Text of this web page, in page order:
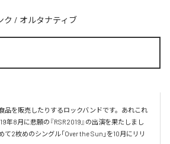
ク / オルタナティブ
品を販売したりするロックバンドです。あれこれ
年8月に悲願の『RSR2019』の出演を果たしまし
2枚めのシングル「Over the Sun」を10月にリリ